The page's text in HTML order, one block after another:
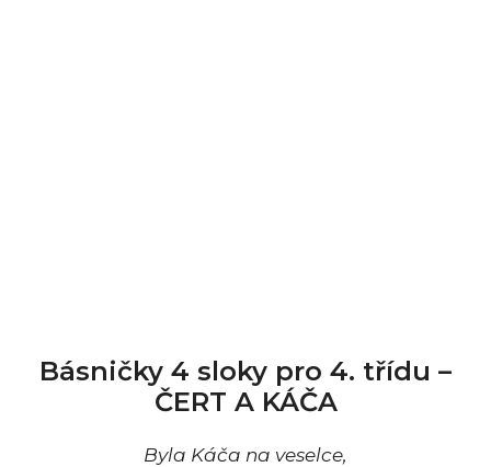
Básničky 4 sloky pro 4. třídu –
ČERT A KÁČA
Byla Káča na veselce,